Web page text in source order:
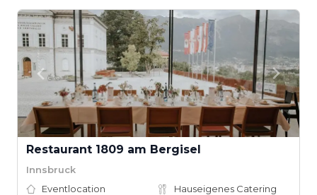
Restaurant 1809 am Bergisel
Innsbruck
Eventlocation
Hauseigenes Catering